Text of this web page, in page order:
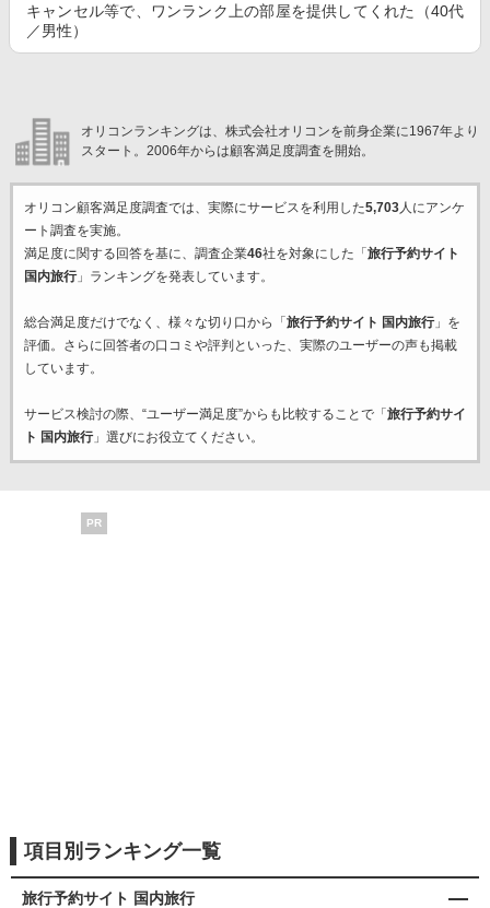
キャンセル等で、ワンランク上の部屋を提供してくれた（40代
／男性）
オリコンランキングは、株式会社オリコンを前身企業に1967年より
スタート。2006年からは顧客満足度調査を開始。
オリコン顧客満足度調査では、実際にサービスを利用した5,703人にアンケ
ート調査を実施。
満足度に関する回答を基に、調査企業46社を対象にした「 旅行予約サイト
国内旅行」ランキングを発表しています。
総合満足度だけでなく、様々な切り口から「 旅行予約サイト 国内旅行」を
評価。さらに回答者の口コミや評判といった、実際のユーザーの声も掲載
しています。
サービス検討の際、“ユーザー満足度”からも比較することで「 旅行予約サイ
ト 国内旅行」選びにお役立てください。
PR
項目別ランキング一覧
旅行予約サイト 国内旅行